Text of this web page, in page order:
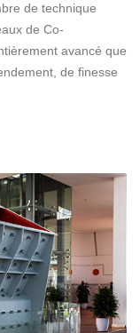
de technique
de Co-
avancé que
de finesse